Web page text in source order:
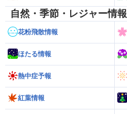
自然・季節・レジャー情報
花粉飛散情報
ほたる情報
熱中症予報
紅葉情報